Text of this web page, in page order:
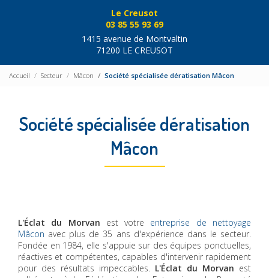
Le Creusot
03 85 55 93 69
1415 avenue de Montvaltin
71200 LE CREUSOT
Accueil Secteur Mâcon Société spécialisée dératisation Mâcon
Société spécialisée dératisation
Mâcon
L'Éclat du Morvan est votre entreprise de nettoyage
Mâcon avec plus de 35 ans d'expérience dans le secteur.
Fondée en 1984, elle s'appuie sur des équipes ponctuelles,
réactives et compétentes, capables d'intervenir rapidement
pour des résultats impeccables. L'Éclat du Morvan est